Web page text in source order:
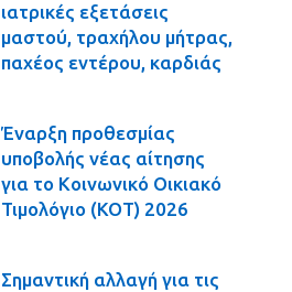
ιατρικές εξετάσεις
μαστού, τραχήλου μήτρας,
παχέος εντέρου, καρδιάς
Έναρξη προθεσμίας
υποβολής νέας αίτησης
για το Κοινωνικό Οικιακό
Τιμολόγιο (ΚΟΤ) 2026
Σημαντική αλλαγή για τις